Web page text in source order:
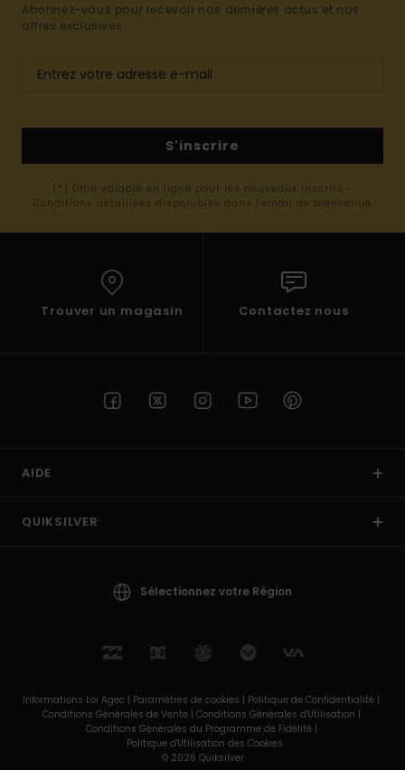
Abonnez-vous pour recevoir nos dernières actus et nos
offres exclusives.
S'inscrire
(*) Offre valable en ligne pour les nouveaux inscrits -
Conditions détaillées disponibles dans l'email de bienvenue
Trouver un magasin Contactez nous
AIDE
QUIKSILVER
Sélectionnez votre Région
Informations Loi Agec | Paramètres de cookies | Politique de Confidentialité |
Conditions Générales de Vente | Conditions Générales d'Utilisation |
Conditions Générales du Programme de Fidélité |
Politique d'Utilisation des Cookies
© 2026 Quiksilver